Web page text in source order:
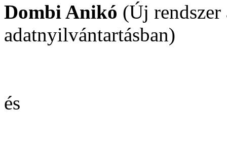
Dombi Anikó (Új rendszer
adatnyilvántartásban)
és